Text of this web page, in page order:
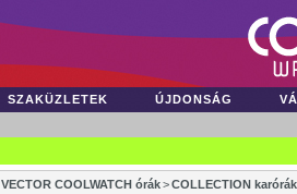
SZAKÜZLETEK ÚJDONSÁG
VECTOR COOLWATCH órák>COLLECTION karórák